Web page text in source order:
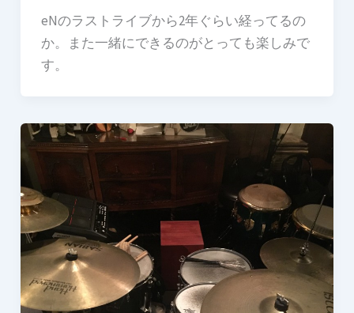
eNのラストライブから2年ぐらい経ってるの
か。また一緒にできるのがとっても楽しみで
す。